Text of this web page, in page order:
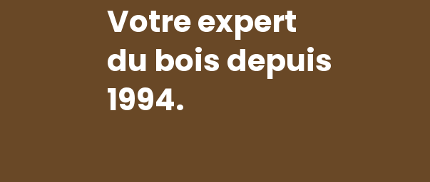
Votre expert
du bois depuis
1994.